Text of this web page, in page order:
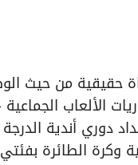
حقيقية من حيث
الألعاب
دوري أندية
وكرة الطائرة